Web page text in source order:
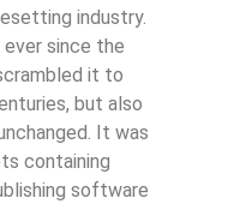
industry.
ever since the
it to
but also
It was
containing
software